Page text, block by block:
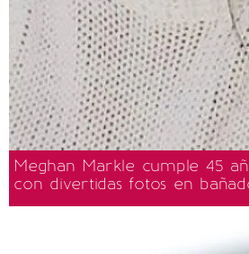
Meghan Markle cumple 45
con divertidas fotos en